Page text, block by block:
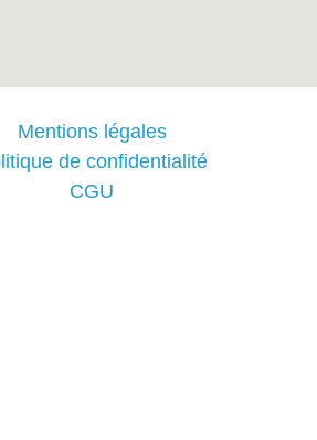
Mentions légales
de confidentialité
CGU